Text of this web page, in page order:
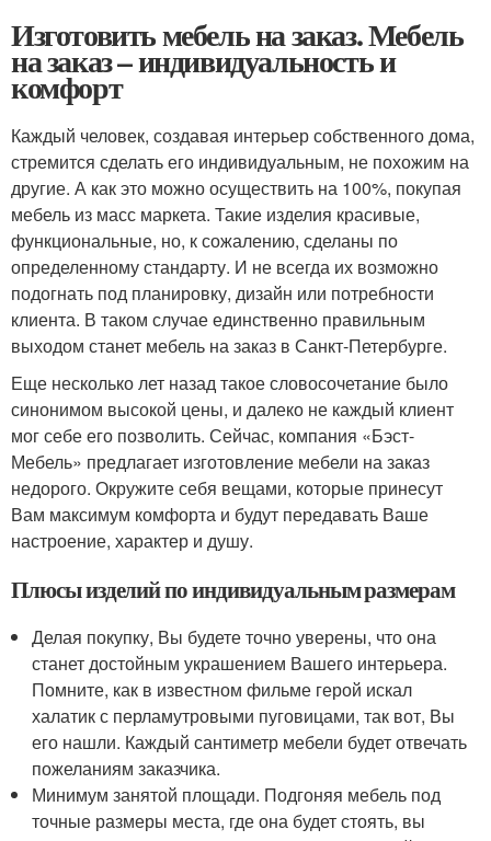
Изготовить мебель на заказ. Мебель
на заказ – индивидуальность и
комфорт
Каждый человек, создавая интерьер собственного дома,
стремится сделать его индивидуальным, не похожим на
другие. А как это можно осуществить на 100%, покупая
мебель из масс маркета. Такие изделия красивые,
функциональные, но, к сожалению, сделаны по
определенному стандарту. И не всегда их возможно
подогнать под планировку, дизайн или потребности
клиента. В таком случае единственно правильным
выходом станет мебель на заказ в Санкт-Петербурге.
Еще несколько лет назад такое словосочетание было
синонимом высокой цены, и далеко не каждый клиент
мог себе его позволить. Сейчас, компания «Бэст-
Мебель» предлагает изготовление мебели на заказ
недорого. Окружите себя вещами, которые принесут
Вам максимум комфорта и будут передавать Ваше
настроение, характер и душу.
Плюсы изделий по индивидуальным размерам
Делая покупку, Вы будете точно уверены, что она
станет достойным украшением Вашего интерьера.
Помните, как в известном фильме герой искал
халатик с перламутровыми пуговицами, так вот, Вы
его нашли. Каждый сантиметр мебели будет отвечать
пожеланиям заказчика.
Минимум занятой площади. Подгоняя мебель под
точные размеры места, где она будет стоять, вы